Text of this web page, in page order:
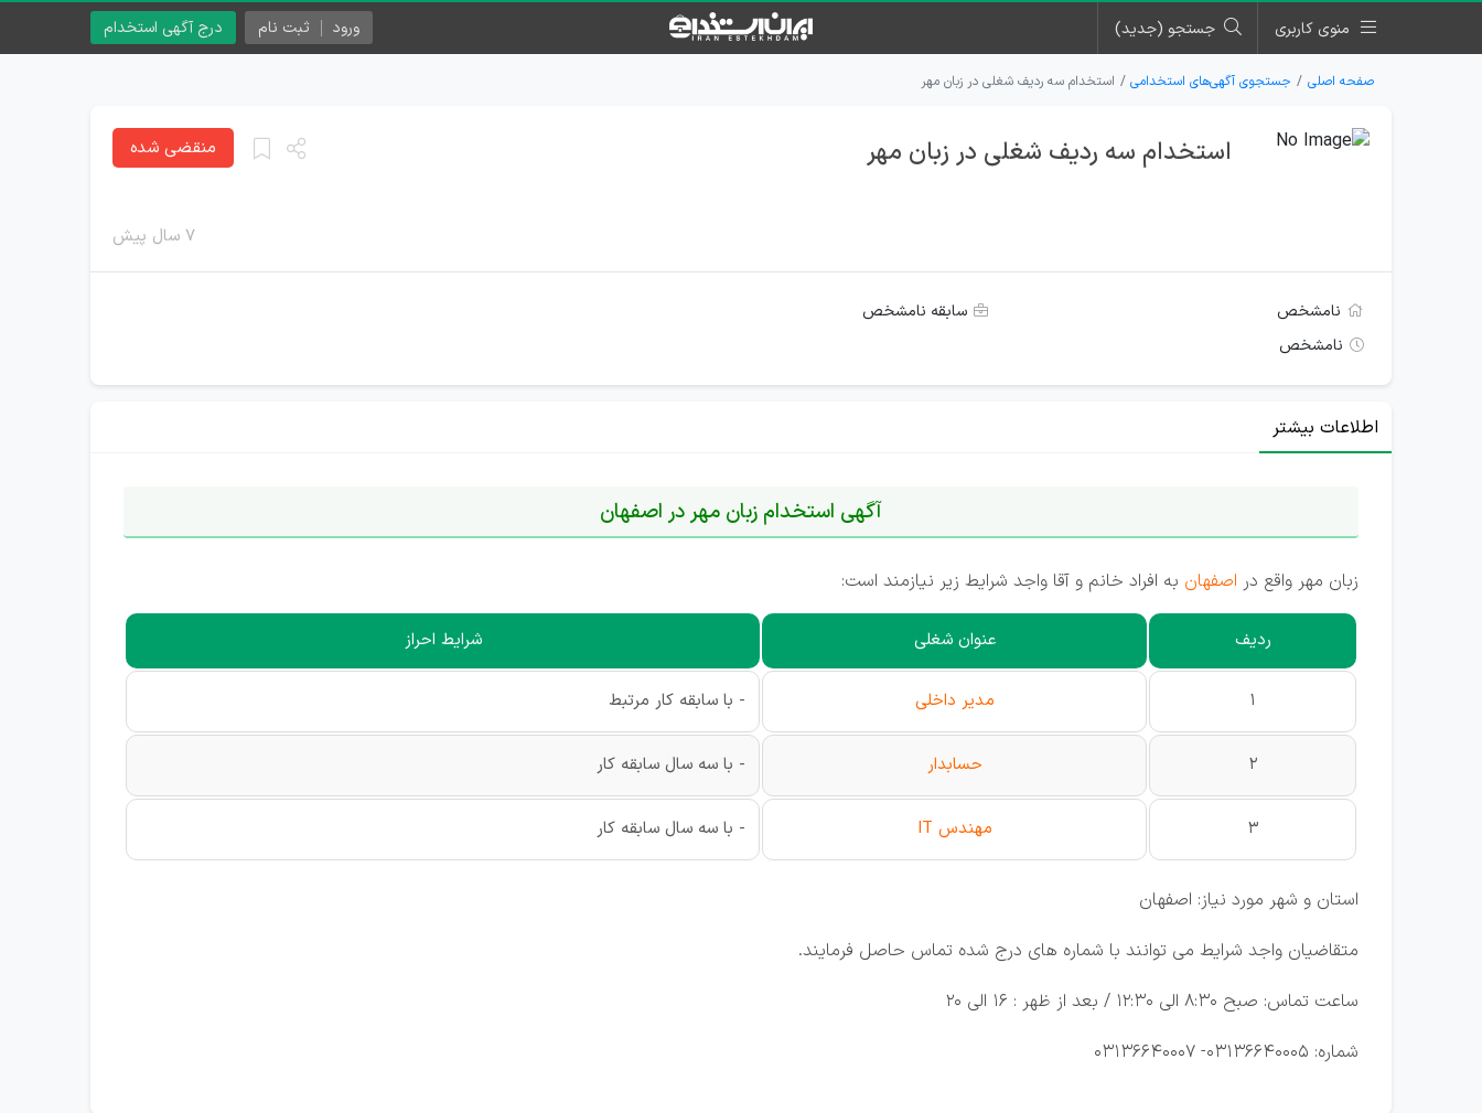
منوی کاربری جستجو (جدید) درج آگهی استخدام ورود ثبت نام
صفحه اصلی جستجوی آگهی‌های استخدامی استخدام سه ردیف شغلی در زبان مهر
استخدام سه ردیف شغلی در زبان مهر
۷ سال پیش
منقضی شده
نامشخص
سابقه نامشخص
نامشخص
اطلاعات بیشتر
آگهی استخدام زبان مهر در اصفهان
زبان مهر واقع در اصفهان به افراد خانم و آقا واجد شرایط زیر نیازمند است:
ردیف عنوان شغلی شرایط احراز
1 مدیر داخلی - با سابقه کار مرتبط
2 حسابدار - با سه سال سابقه کار
3 مهندس IT - با سه سال سابقه کار
استان و شهر مورد نیاز: اصفهان
متقاضیان واجد شرایط می توانند با شماره های درج شده تماس حاصل فرمایند.
ساعت تماس: صبح 8:30 الی 12:30 / بعد از ظهر : 16 الی 20
شماره: 03136640005- 03136640007